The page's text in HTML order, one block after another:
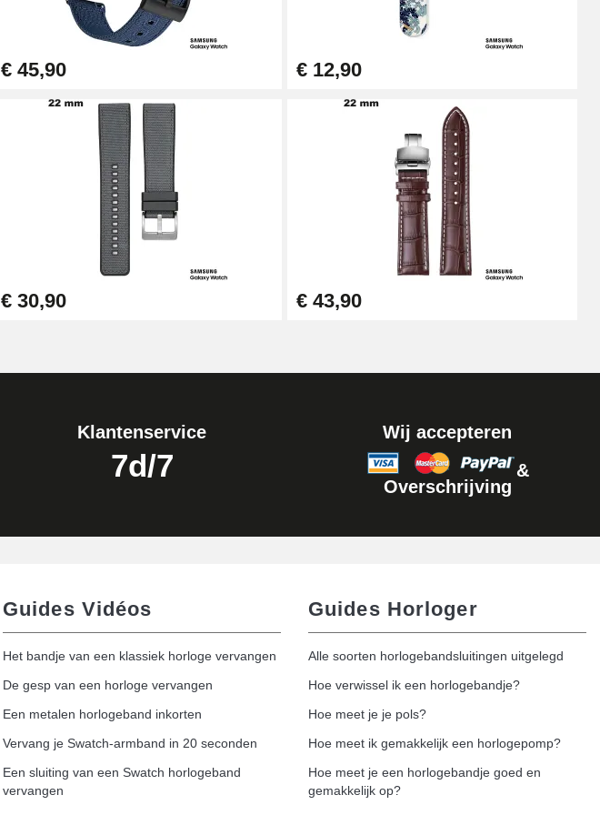
€ 45,90 € 12,90
€ 30,90 € 43,90
Klantenservice
7d/7
Wij accepteren
&
Overschrijving
Guides Vidéos
Het bandje van een klassiek horloge vervangen
De gesp van een horloge vervangen
Een metalen horlogeband inkorten
Vervang je Swatch-armband in 20 seconden
Een sluiting van een Swatch horlogeband
vervangen
Guides Horloger
Alle soorten horlogebandsluitingen uitgelegd
Hoe verwissel ik een horlogebandje?
Hoe meet je je pols?
Hoe meet ik gemakkelijk een horlogepomp?
Hoe meet je een horlogebandje goed en
gemakkelijk op?